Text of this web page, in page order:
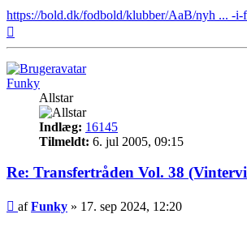
https://bold.dk/fodbold/klubber/AaB/nyh ... -i-
Funky
Allstar
Indlæg: 16145
Tilmeldt: 6. jul 2005, 09:15
Re: Transfertråden Vol. 38
Indlæg
afFunky » 17. sep 2024, 12:20